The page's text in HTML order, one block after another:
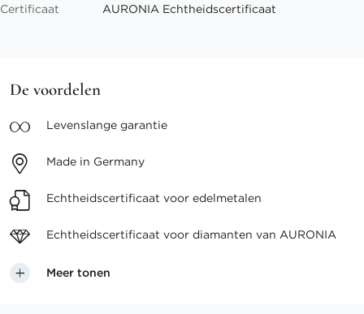
Certificaat
AURONIA Echtheidscertificaat
De voordelen
Levenslange garantie
Made in Germany
Echtheidscertificaat voor edelmetalen
Echtheidscertificaat voor diamanten van AURONIA
Meer tonen